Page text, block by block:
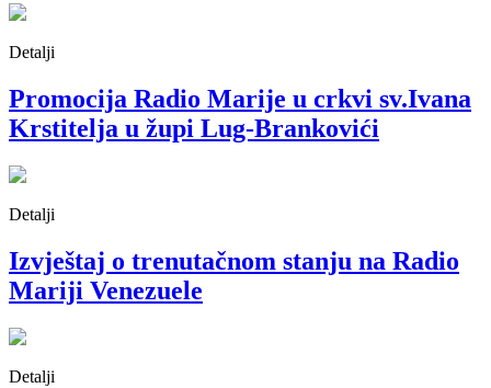
Detalji
Promocija Radio Marije u crkvi sv.Ivana
Krstitelja u župi Lug-Brankovići
Detalji
Izvještaj o trenutačnom stanju na Radio
Mariji Venezuele
Detalji